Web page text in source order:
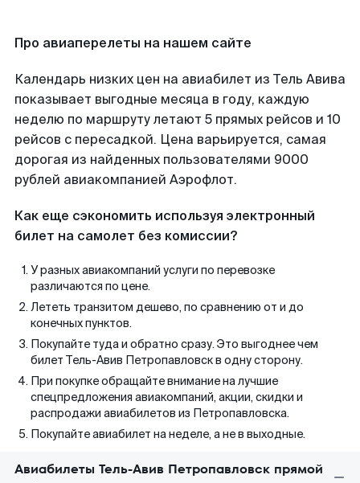
Про авиаперелеты на нашем сайте
Календарь низких цен на авиабилет из Тель Авива
показывает выгодные месяца в году, каждую
неделю по маршруту летают 5 прямых рейсов и 10
рейсов с пересадкой. Цена варьируется, самая
дорогая из найденных пользователями 9000
рублей авиакомпанией Аэрофлот.
Как еще сэкономить используя электронный
билет на самолет без комиссии?
У разных авиакомпаний услуги по перевозке
различаются по цене.
Лететь транзитом дешево, по сравнению от и до
конечных пунктов.
Покупайте туда и обратно сразу. Это выгоднее чем
билет Тель-Авив Петропавловск в одну сторону.
При покупке обращайте внимание на лучшие
спецпредложения авиакомпаний, акции, скидки и
распродажи авиабилетов из Петропавловска.
Покупайте авиабилет на неделе, а не в выходные.
Авиабилеты Тель-Авив Петропавловск прямой